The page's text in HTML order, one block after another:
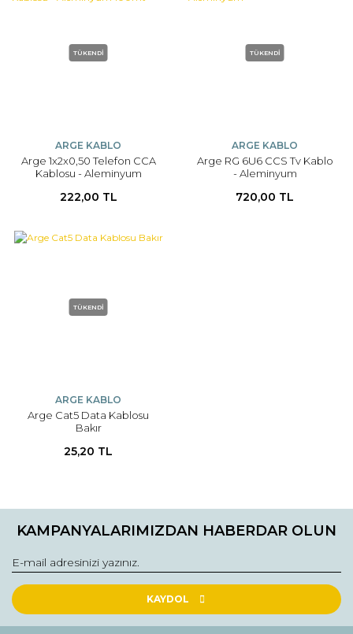
TÜKENDİ
ARGE KABLO
Arge 1x2x0,50 Telefon CCA
Kablosu - Aleminyum
222,00 TL
TÜKENDİ
ARGE KABLO
Arge RG 6U6 CCS Tv Kablo
- Aleminyum
720,00 TL
TÜKENDİ
ARGE KABLO
Arge Cat5 Data Kablosu
Bakır
25,20 TL
KAMPANYALARIMIZDAN HABERDAR OLUN
KAYDOL